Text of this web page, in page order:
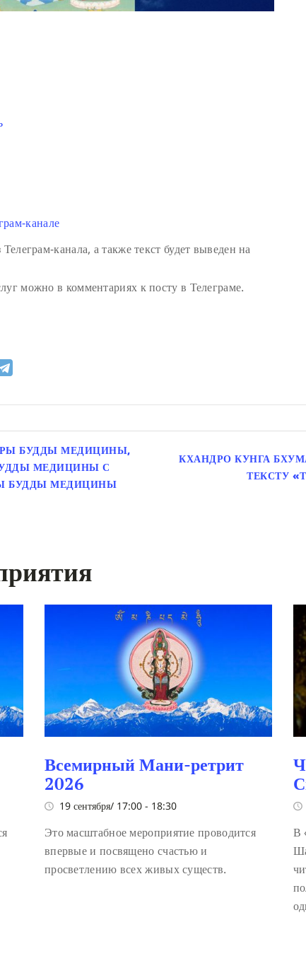
канале
канала, а также текст будет выведен на
можно в комментариях к посту в Телеграме.
БУДДЫ МЕДИЦИНЫ,
МЕДИЦИНЫ С
БУДДЫ МЕДИЦИНЫ
КХАНДРО КУНГА
ТЕКСТУ
Всемирный Мани-ретрит
2026
19 сентября/ 17:00- 18:30
Это масштабное мероприятие проводится
впервые и посвящено счастью и
просветлению всех живых существ.
В